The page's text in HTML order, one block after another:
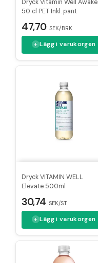
Dryck Vitamin Well Awake
50 cl PET Inkl. pant
47,70 SEK/BRK
Lägg i varukorgen
Dryck VITAMIN WELL
Elevate 500ml
30,74 SEK/ST
Lägg i varukorgen